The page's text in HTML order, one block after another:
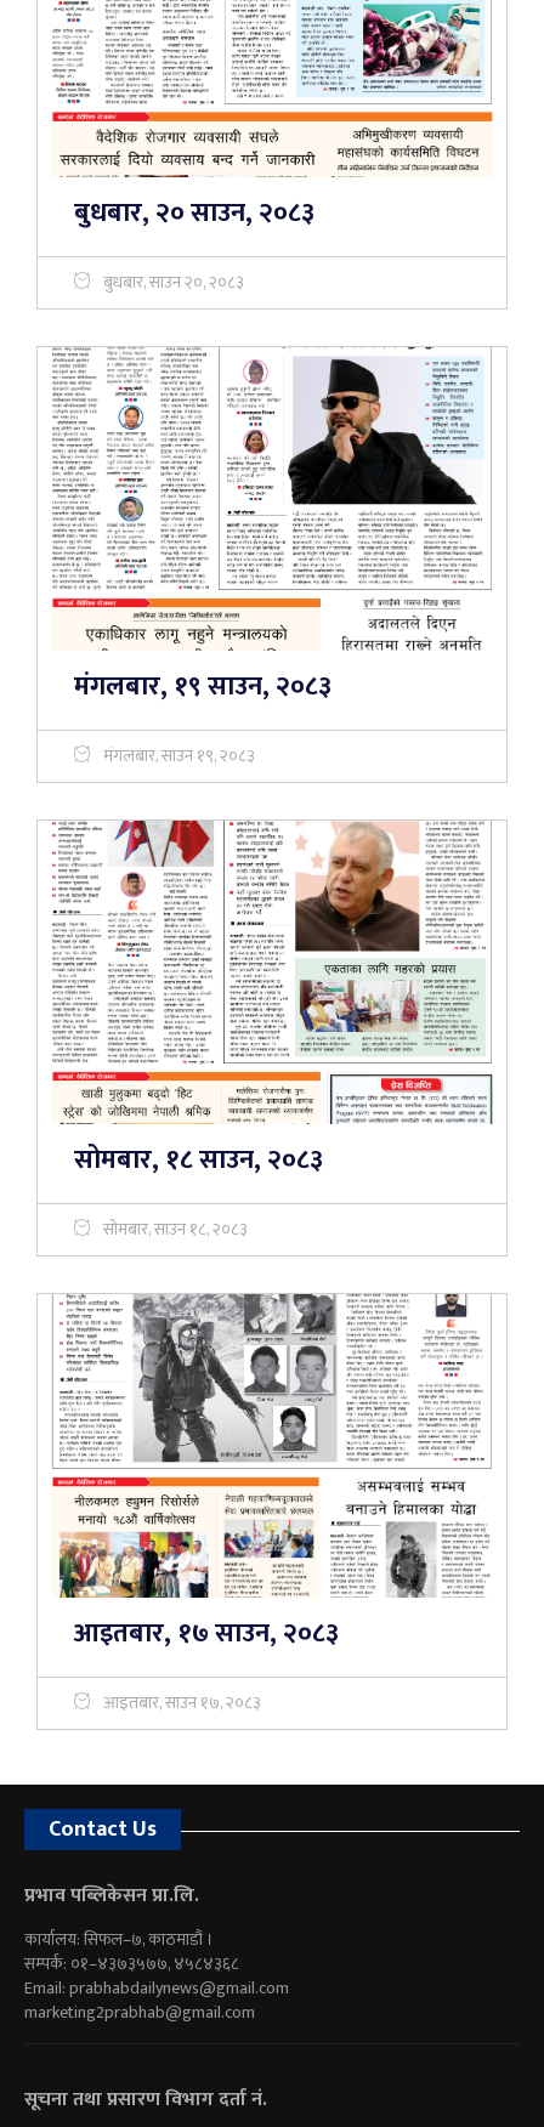
बुधबार, २० साउन, २०८३
बुधबार, साउन २०, २०८३
मंगलबार, १९ साउन, २०८३
मंगलबार, साउन १९, २०८३
सोमबार, १८ साउन, २०८३
सोमबार, साउन १८, २०८३
आइतबार, १७ साउन, २०८३
आइतबार, साउन १७, २०८३
Contact Us
प्रभाव पब्लिकेसन प्रा.लि.
कार्यालय: सिफल–७, काठमाडौं ।
सम्पर्क: ०१–४३७३५७७, ४५८४३६८
Email:prabhabdailynews@gmail.com
marketing2prabhab@gmail.com
सूचना तथा प्रसारण विभाग दर्ता नं.